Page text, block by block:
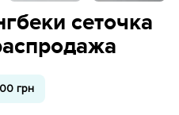
сеточка
грн